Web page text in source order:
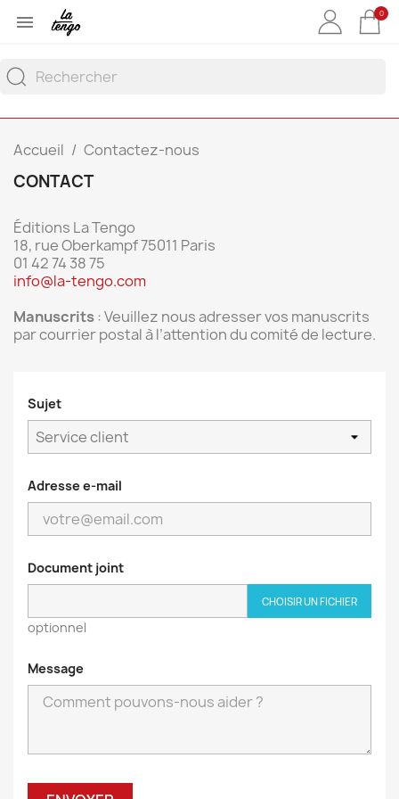
 0
Accueil Contactez-nous
CONTACT
Éditions La Tengo
18, rue Oberkampf 75011 Paris
01 42 74 38 75
info@la-tengo.com
Manuscrits : Veuillez nous adresser vos manuscrits
par courrier postal à l’attention du comité de lecture.
Sujet
Adresse e-mail
Document joint
CHOISIR UN FICHIER
optionnel
Message